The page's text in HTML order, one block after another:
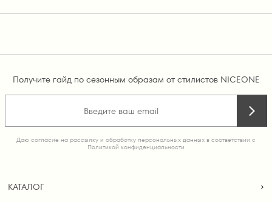
Получите гайд по сезонным образам от стилистов NICEONE
Даю согласие на рассылку и обработку персональных данных в соответствии с
Политикой конфиденциальности
КАТАЛОГ